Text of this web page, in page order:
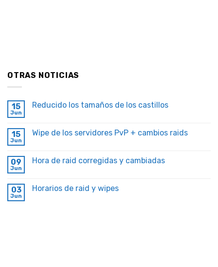
OTRAS NOTICIAS
15
Jun
Reducido los tamaños de los castillos
15
Jun
Wipe de los servidores PvP + cambios raids
09
Jun
Hora de raid corregidas y cambiadas
03
Jun
Horarios de raid y wipes